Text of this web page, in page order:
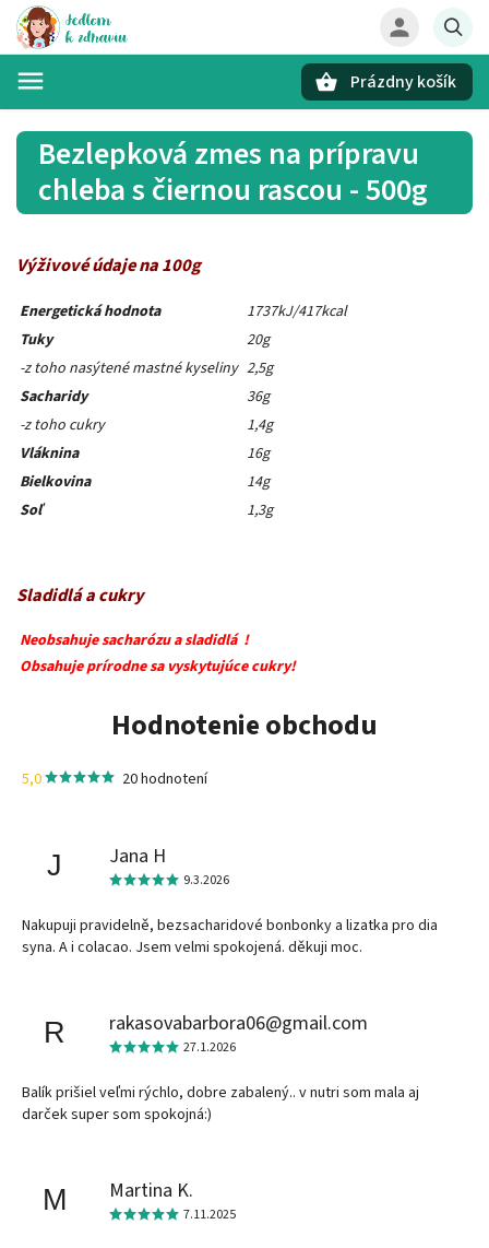
Prázdny košík
Bezlepková zmes na prípravu
chleba s čiernou rascou - 500g
Výživové údaje na 100g
Energetická hodnota
1737kJ/417kcal
Tuky
20g
-z toho nasýtené mastné kyseliny 2,5g
Sacharidy
36g
-z toho cukry
1,4g
Vláknina
16g
Bielkovina
14g
Soľ
1,3g
Sladidlá a cukry
Neobsahuje sacharózu a sladidlá !
Obsahuje prírodne sa vyskytujúce cukry!
Hodnotenie obchodu
5,0 20 hodnotení
J Jana H
9.3.2026
Nakupuji pravidelně, bezsacharidové bonbonky a lizatka pro dia
syna. A i colacao. Jsem velmi spokojená. děkuji moc.
R rakasovabarbora06@gmail.com
27.1.2026
Balík prišiel veľmi rýchlo, dobre zabalený.. v nutri som mala aj
darček super som spokojná:)
M Martina K.
7.11.2025